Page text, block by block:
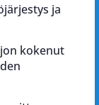
ja
kokenut